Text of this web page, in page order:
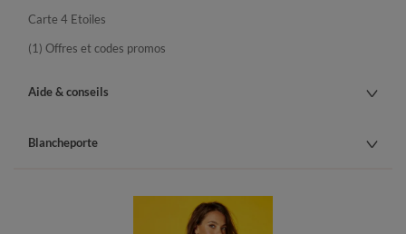
Carte 4 Etoiles
(1) Offres et codes promos
Aide & conseils
Blancheporte